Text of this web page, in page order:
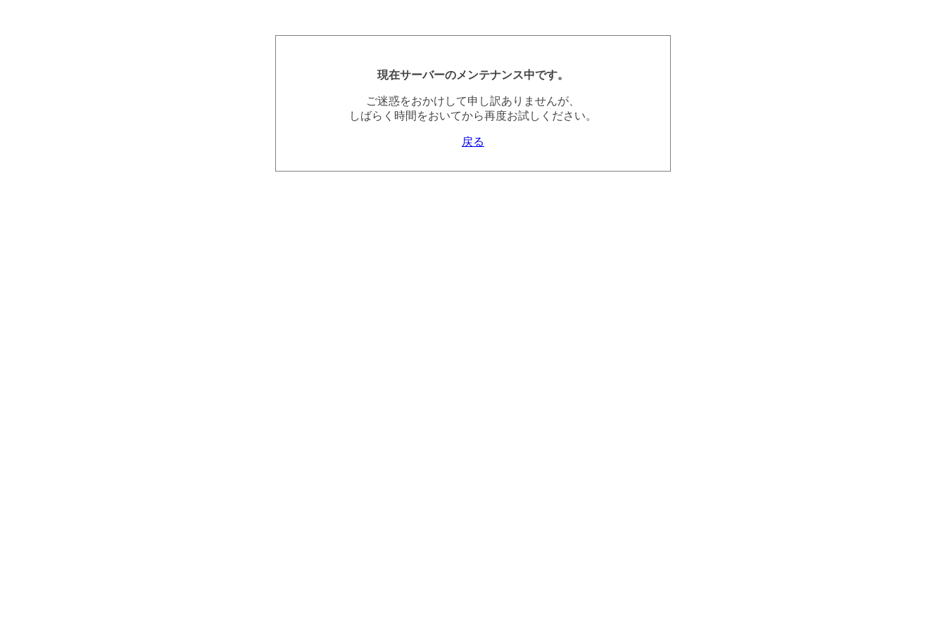
現在サーバーのメンテナンス中です。
ご迷惑をおかけして申し訳ありませんが、
しばらく時間をおいてから再度お試しください。
戻る